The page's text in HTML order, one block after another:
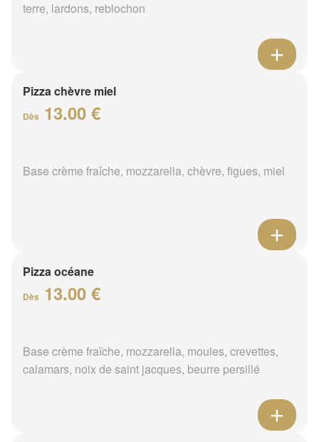
terre, lardons, reblochon
Pizza chèvre miel
Dès 13.00 €
Base crème fraîche, mozzarella, chèvre, figues, miel
Pizza océane
Dès 13.00 €
Base crème fraîche, mozzarella, moules, crevettes,
calamars, noix de saint jacques, beurre persillé